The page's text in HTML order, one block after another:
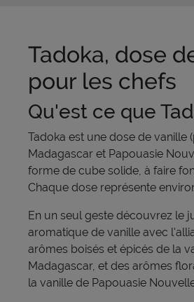
Tadoka, dose
pour les chefs
Qu'est ce que
Tadoka est une dose de vanille
Madagascar et Papouasie
forme de cube solide, à faire
Chaque dose représente
En un seul geste découvrez le
aromatique de vanille avec
arômes boisés et épicés de la
Madagascar, et des arômes
la vanille de Papouasie